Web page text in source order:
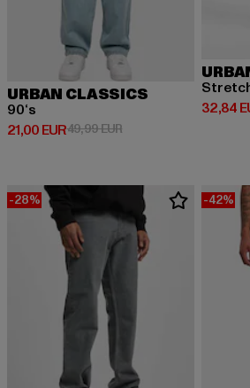
URBAN CLASSICS
90‘s
21,00 EUR
Derzeitiger Preis: 21,00 EUR
49,99 EURAktionspreis: 49,99 EUR
32,84
-28% -42%